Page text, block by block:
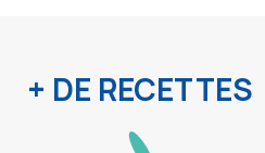
+ DE RECETTES